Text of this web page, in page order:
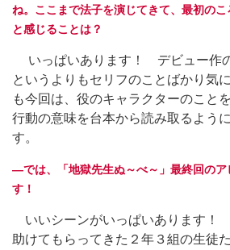
ね。ここまで法子を演じてきて、最初の
と感じることは？
いっぱいあります！ デビュー作
というよりもセリフのことばかり気
も今回は、役のキャラクターのこと
行動の意味を台本から読み取るよう
す。
―では、「地獄先生ぬ～べ～」最終回のア
す！
いいシーンがいっぱいあります！
助けてもらってきた２年３組の生徒